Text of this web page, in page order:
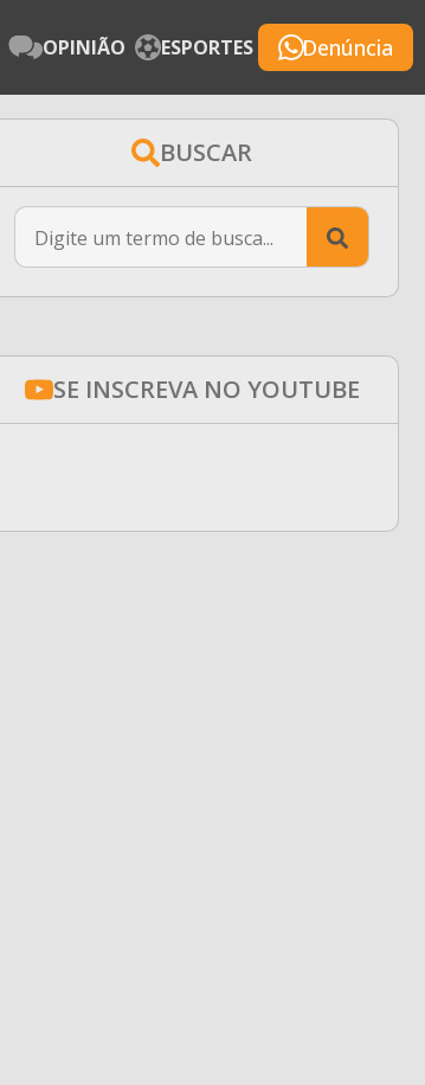
OPINIÃO ESPORTES Denúncia
BUSCAR
for:
SE INSCREVA NO YOUTUBE